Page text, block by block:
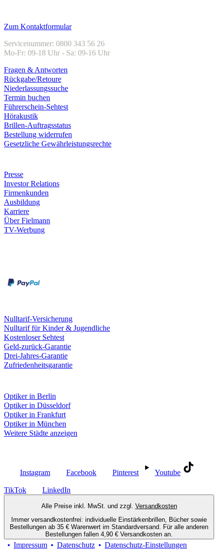
Zum Kontaktformular
Servicenummer: 0800 343 56 26
Mo-Fr: 09-18 Uhr - Sa: 09-16 Uhr
Fragen & Antworten
Rückgabe/Retoure
Niederlassungssuche
Termin buchen
Führerschein-Sehtest
Hörakustik
Brillen-Auftragsstatus
Bestellung widerrufen
Gesetzliche Gewährleistungsrechte
Presse
Investor Relations
Firmenkunden
Ausbildung
Karriere
Über Fielmann
TV-Werbung
Nulltarif-Versicherung
Nulltarif für Kinder & Jugendliche
Kostenloser Sehtest
Geld-zurück-Garantie
Drei-Jahres-Garantie
Zufriedenheitsgarantie
Optiker in Berlin
Optiker in Düsseldorf
Optiker in Frankfurt
Optiker in München
Weitere Städte anzeigen
Instagram Facebook Pinterest Youtube
TikTok LinkedIn
Alle Preise inkl. MwSt. und zzgl. Versandkosten
Immer versandkostenfrei: individuelle Einstärkenbrillen, Bücher sowie
Bestellungen ab 35 € Warenwert im Standardversand. Für alle anderen
Bestellungen fallen 4,90 € Versandkosten an.
Impressum Datenschutz Datenschutz-Einstellungen